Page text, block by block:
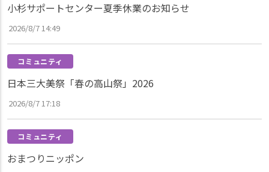
小杉サポートセンター夏季休業のお知らせ
2026/8/7 14:49
コミュニティ
日本三大美祭「春の高山祭」2026
2026/8/7 17:18
コミュニティ
おまつりニッポン